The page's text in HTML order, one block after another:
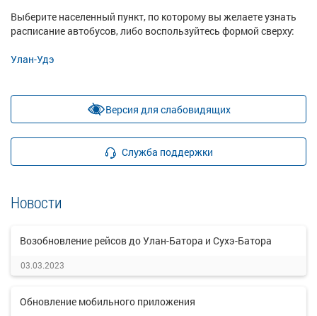
Выберите населенный пункт, по которому вы желаете узнать
расписание автобусов, либо воспользуйтесь формой сверху:
Улан-Удэ
Версия для слабовидящих
Служба поддержки
Новости
Возобновление рейсов до Улан-Батора и Сухэ-Батора
03.03.2023
Обновление мобильного приложения